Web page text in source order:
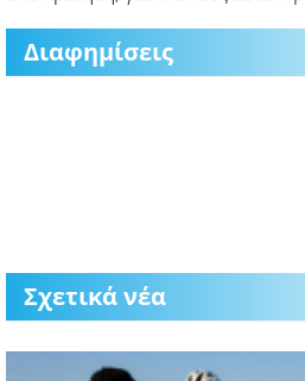
Διαφημίσεις
Σχετικά νέα